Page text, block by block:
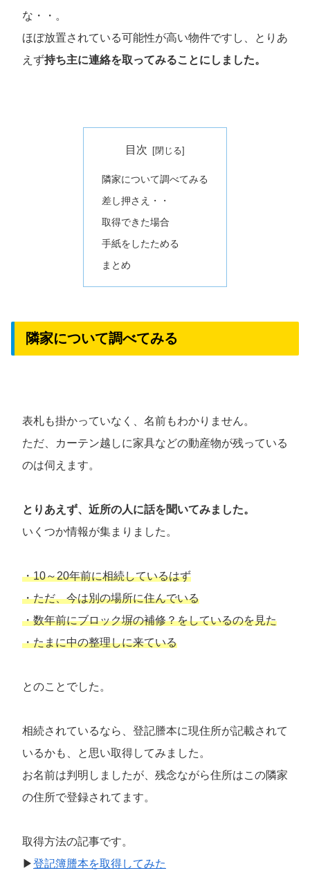
な・・。
ほぼ放置されている可能性が高い物件ですし、とりあ
えず持ち主に連絡を取ってみることにしました。
目次
隣家について調べてみる
差し押さえ・・
取得できた場合
手紙をしたためる
まとめ
隣家について調べてみる
表札も掛かっていなく、名前もわかりません。
ただ、カーテン越しに家具などの動産物が残っている
のは伺えます。
とりあえず、近所の人に話を聞いてみました。
いくつか情報が集まりました。
・10～20年前に相続しているはず
・ただ、今は別の場所に住んでいる
・数年前にブロック塀の補修？をしているのを見た
・たまに中の整理しに来ている
とのことでした。
相続されているなら、登記謄本に現住所が記載されて
いるかも、と思い取得してみました。
お名前は判明しましたが、残念ながら住所はこの隣家
の住所で登録されてます。
取得方法の記事です。
▶登記簿謄本を取得してみた